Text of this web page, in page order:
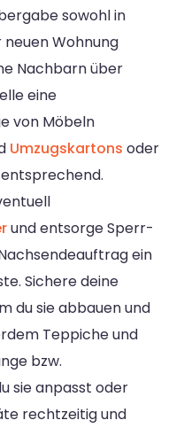
sowohl in
Wohnung
Nachbarn über
eine
von Möbeln
Umzugskartons oder
und entsorge Sperr-
ein
Sichere deine
du sie abbauen und
Teppiche und
bzw.
sie anpasst oder
rechtzeitig und